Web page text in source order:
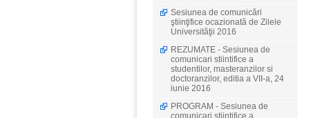
Sesiunea de comunicări
ştiinţifice ocazionată de Zilele
Universităţii 2016
REZUMATE - Sesiunea de
comunicari stiintifice a
studentilor, masteranzilor si
doctoranzilor, editia a VII-a, 24
iunie 2016
PROGRAM - Sesiunea de
comunicari stiintifice a